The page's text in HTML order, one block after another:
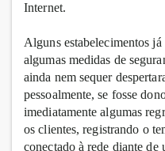
Internet.
Alguns estabelecimentos
algumas medidas de
ainda nem sequer
pessoalmente, se fosse
imediatamente algumas
os clientes, registrando o
conectado à rede diante